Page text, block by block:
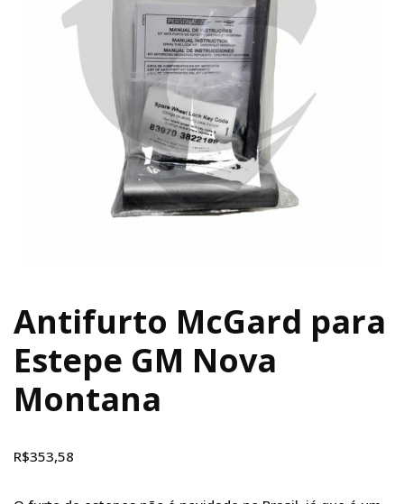
Antifurto McGard para
Estepe GM Nova
Montana
R$353,58